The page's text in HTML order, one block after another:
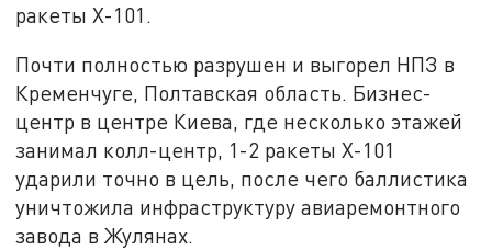
ракеты Х-101.
Почти полностью разрушен и выгорел НПЗ в
Кременчуге, Полтавская область. Бизнес-
центр в центре Киева, где несколько этажей
занимал колл-центр, 1-2 ракеты Х-101
ударили точно в цель, после чего баллистика
уничтожила инфраструктуру авиаремонтного
завода в Жулянах.